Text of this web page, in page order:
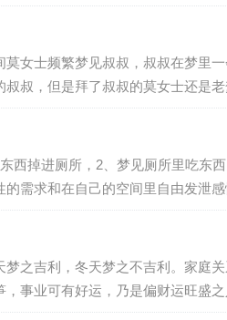
女士频繁梦见叔叔，叔叔在梦里
叔，但是拜了叔叔的莫女士还是老
西掉进厕所，2、梦见厕所里吃东
需求和在自己的空间里自由发泄感
之吉利，冬天梦之不吉利。家庭
事业可有好运，乃是偏财运旺盛之